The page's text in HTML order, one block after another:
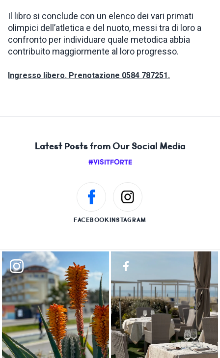
Il libro si conclude con un elenco dei vari primati
olimpici dell’atletica e del nuoto, messi tra di loro a
confronto per individuare quale metodica abbia
contribuito maggiormente al loro progresso.
Ingresso libero. Prenotazione 0584 787251.
Latest Posts from Our Social Media
#VISITFORTE
FACEBOOKINSTAGRAM